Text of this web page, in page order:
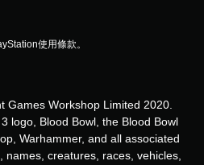
使用條款。
Games Workshop Limited 2020.
logo, Blood Bowl, the Blood Bowl
Warhammer, and all associated
names, creatures, races, vehicles,